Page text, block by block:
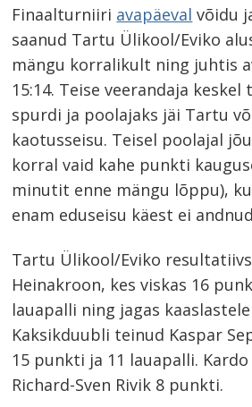
Finaalturniiri avapäeval võidu
saanud Tartu Ülikool/Eviko
mängu korralikult ning juhtis
15:14. Teise veerandaja keskel
spurdi ja poolajaks jäi Tartu
kaotusseisu. Teisel poolajal
korral vaid kahe punkti
minutit enne mängu lõppu),
enam eduseisu käest ei
Tartu Ülikool/Eviko
Heinakroon, kes viskas 16
lauapalli ning jagas
Kaksikduubli teinud Kaspar
15 punkti ja 11 lauapalli.
Richard-Sven Rivik 8 punkti.